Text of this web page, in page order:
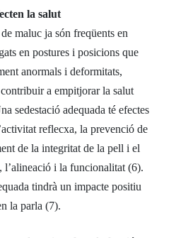
la salut
maluc ja són freqüents en
en postures i posicions que
anormals i deformitats,
a empitjorar la salut
sedestació adequada té efectes
reflecxa, la prevenció de
de la integritat de la pell i el
l’alineació i la funcionalitat (6).
tindrà un impacte positiu
la parla (7).